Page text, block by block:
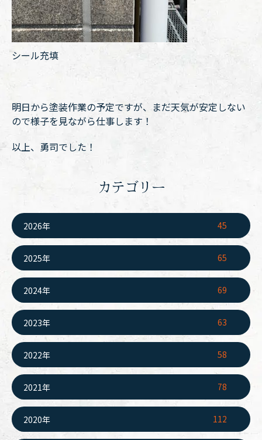
シール充填
明日から塗装作業の予定ですが、まだ天気が安定しない
ので様子を見ながら仕事します！
以上、勇司でした！
カテゴリー
2026年 45
2025年 65
2024年 69
2023年 63
2022年 58
2021年 78
2020年 112